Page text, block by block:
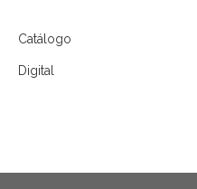
Catálogo
Digital